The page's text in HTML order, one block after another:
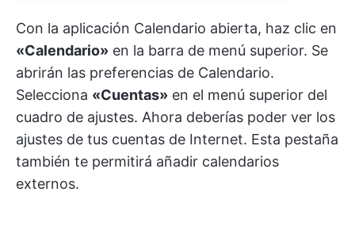
Con la aplicación Calendario abierta, haz clic en
«Calendario» en la barra de menú superior. Se
abrirán las preferencias de Calendario.
Selecciona «Cuentas» en el menú superior del
cuadro de ajustes. Ahora deberías poder ver los
ajustes de tus cuentas de Internet. Esta pestaña
también te permitirá añadir calendarios
externos.